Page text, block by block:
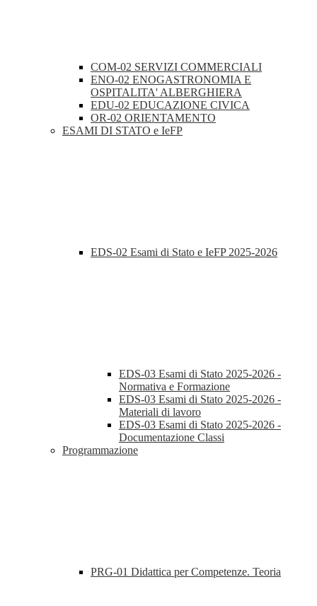
COM-02 SERVIZI COMMERCIALI
ENO-02 ENOGASTRONOMIA E
OSPITALITA' ALBERGHIERA
EDU-02 EDUCAZIONE CIVICA
OR-02 ORIENTAMENTO
ESAMI DI STATO e IeFP
EDS-02 Esami di Stato e IeFP 2025-2026
EDS-03 Esami di Stato 2025-2026 -
Normativa e Formazione
EDS-03 Esami di Stato 2025-2026 -
Materiali di lavoro
EDS-03 Esami di Stato 2025-2026 -
Documentazione Classi
Programmazione
PRG-01 Didattica per Competenze. Teoria